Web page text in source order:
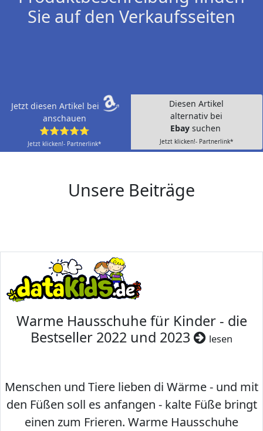
Sie auf den Verkaufsseiten
Jetzt diesen Artikel bei
anschauen
⭐⭐⭐⭐⭐
Jetzt klicken!- Partnerlink*
Diesen Artikel
alternativ bei
Ebay suchen
Jetzt klicken!- Partnerlink*
Unsere Beiträge
Warme Hausschuhe für Kinder - die
Bestseller 2022 und 2023
lesen
Menschen und Tiere lieben di Wärme - und mit
den Füßen soll es anfangen - kalte Füße bringt
einen zum Frieren. Warme Hausschuhe